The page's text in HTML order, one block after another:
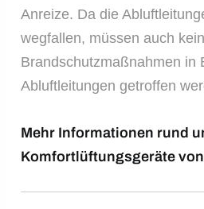
Anreize. Da die
wegfallen, müssen auch
Brandschutzmaßnahmen in
Abluftleitungen getroffen
Mehr Informationen rund
Komfortlüftungsgeräte